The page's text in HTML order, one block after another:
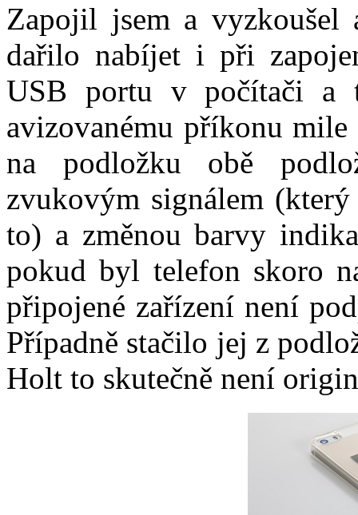
Zapojil jsem a
dařilo nabíjet i při
USB portu v počítači a
avizovanému příkonu
na podložku obě
zvukovým signálem
to) a změnou barvy
pokud byl telefon skoro
připojené zařízení není
Případně stačilo jej z
Holt to skutečně není